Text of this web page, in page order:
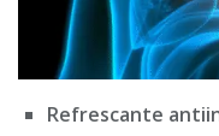
Refrescante